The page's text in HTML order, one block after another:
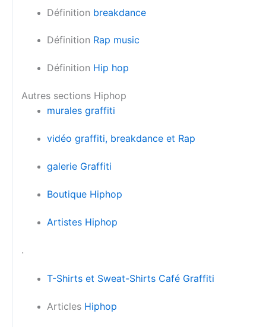
Définition breakdance
Définition Rap music
Définition Hip hop
Autres sections Hiphop
murales graffiti
vidéo graffiti, breakdance et Rap
galerie Graffiti
Boutique Hiphop
Artistes Hiphop
.
T-Shirts et Sweat-Shirts Café Graffiti
Articles Hiphop